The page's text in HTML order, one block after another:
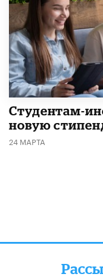
Студентам-
новую
24 МАРТА